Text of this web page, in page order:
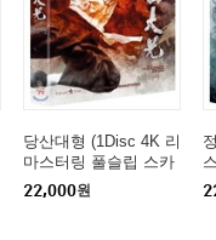
당산대형 (1Disc 4K 리
마스터링 풀슬립 스카
나보 케이스) : 블루레
22,000원